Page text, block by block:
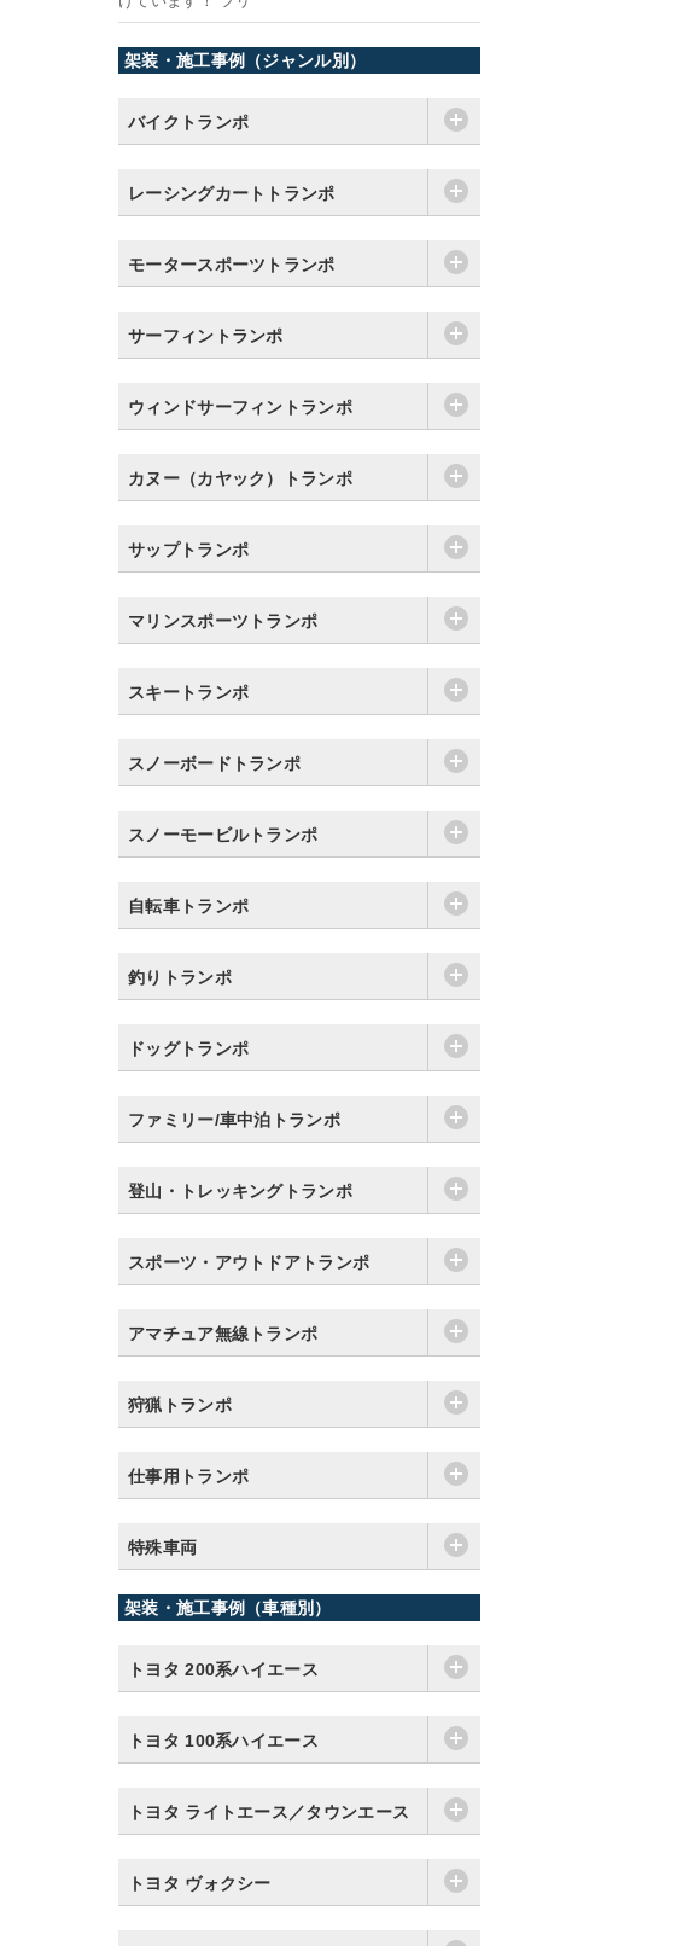
架装・施工事例（ジャンル別）
バイクトランポ
レーシングカートトランポ
モータースポーツトランポ
サーフィントランポ
ウィンドサーフィントランポ
カヌー（カヤック）トランポ
サップトランポ
マリンスポーツトランポ
スキートランポ
スノーボードトランポ
スノーモービルトランポ
自転車トランポ
釣りトランポ
ドッグトランポ
ファミリー/車中泊トランポ
登山・トレッキングトランポ
スポーツ・アウトドアトランポ
アマチュア無線トランポ
狩猟トランポ
仕事用トランポ
特殊車両
架装・施工事例（車種別）
トヨタ 200系ハイエース
トヨタ 100系ハイエース
トヨタ ライトエース／タウンエース
トヨタ ヴォクシー